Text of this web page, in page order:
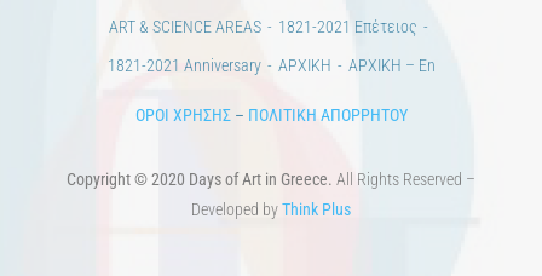
ART & SCIENCE AREAS
1821-2021 Επέτειος
1821-2021 Anniversary
ΑΡΧΙΚΗ ΑΡΧΙΚΗ – En
ΟΡΟΙ ΧΡΗΣΗΣ– ΠΟΛΙΤΙΚΗ ΑΠΟΡΡΗΤΟΥ
Copyright © 2020 Days of Art in Greece. All Rights Reserved –
Developed byThink Plus